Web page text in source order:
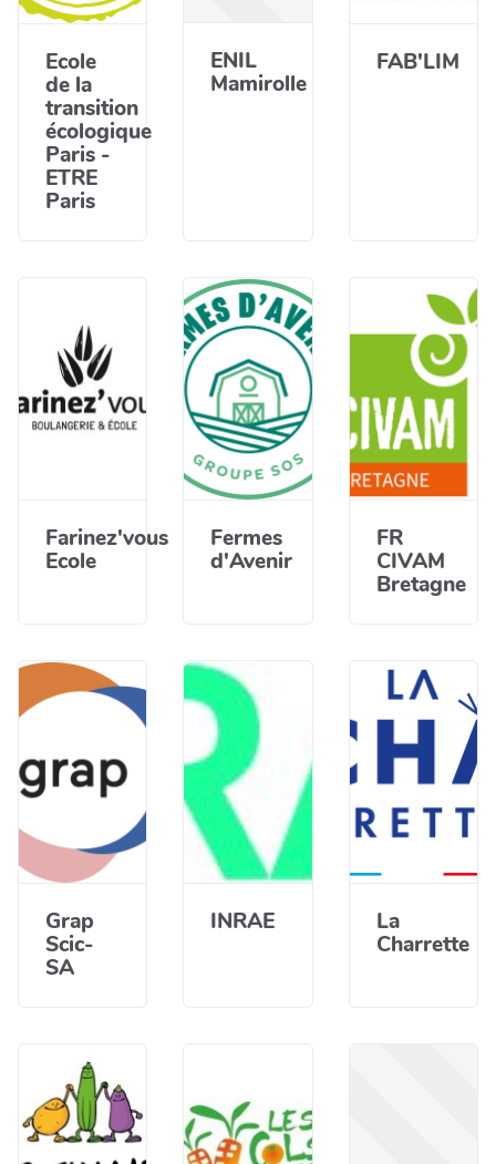
Ecole
de la
transition
écologique
Paris -
ETRE
Paris
ENIL
Mamirolle
FAB'LIM
Farinez'vous
Ecole
Fermes
d'Avenir
FR
CIVAM
Bretagne
Grap
Scic-
SA
INRAE
La
Charrette